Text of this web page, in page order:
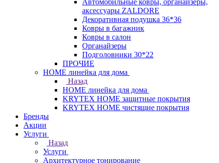
Автомобильные ковры, органайзеры,
аксессуары ZALDORE
Декоративная подушка 36*36
Ковры в багажник
Ковры в салон
Органайзеры
Подголовники 30*22
ПРОЧИЕ
HOME линейка для дома
Назад
HOME линейка для дома
KRYTEX HOME защитные покрытия
KRYTEX HOME чистящие покрытия
Бренды
Акции
Услуги
Назад
Услуги
Архитектурное тонирование